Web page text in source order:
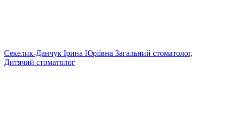
Секелик-Данчук Ірина Юріївна Загальний стоматолог,
Дитячий стоматолог